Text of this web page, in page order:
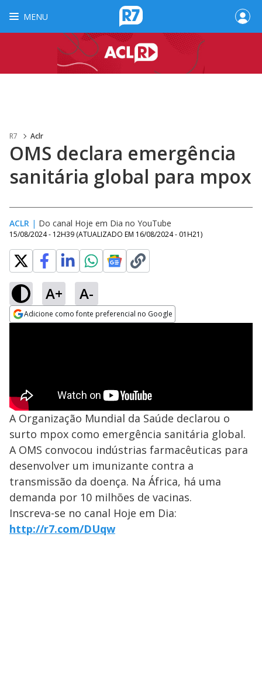
MENU
R7 Aclr
OMS declara emergência
sanitária global para mpox
ACLR | Do canal Hoje em Dia no YouTube
15/08/2024 - 12H39 (ATUALIZADO EM 16/08/2024 - 01H21)
A+ A-
Adicione como fonte preferencial no Google
A Organização Mundial da Saúde declarou o
surto mpox como emergência sanitária global.
A OMS convocou indústrias farmacêuticas para
desenvolver um imunizante contra a
transmissão da doença. Na África, há uma
demanda por 10 milhões de vacinas.
Inscreva-se no canal Hoje em Dia:
http://r7.com/DUqw